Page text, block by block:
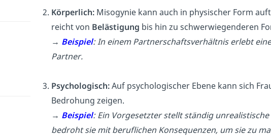
Körperlich: Misogynie kann auch in physischer Form
reicht von Belästigung bis hin zu schwerwiegenderen
→ Beispiel: In einem Partnerschaftsverhältnis erlebt
Partner.
Psychologisch:Auf psychologischer Ebene kann sich
Bedrohung zeigen.
→ Beispiel: Ein Vorgesetzter stellt ständig
bedroht sie mit beruflichen Konsequenzen, um sie zu